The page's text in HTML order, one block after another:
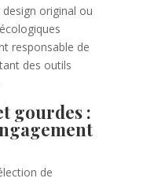
original ou
responsable de
des outils
gourdes :
de